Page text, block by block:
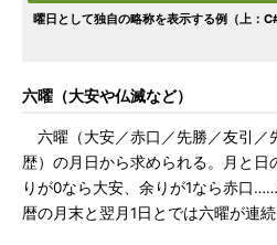
曜日として独自の略称を表示する例（上：
六曜（大安や仏滅など）
六曜（大安／赤口／先勝／友引／
歴）の月日から求められる。月と日
りが0なら大安、余りが1なら赤口
暦の月末と翌月1日とでは六曜が連